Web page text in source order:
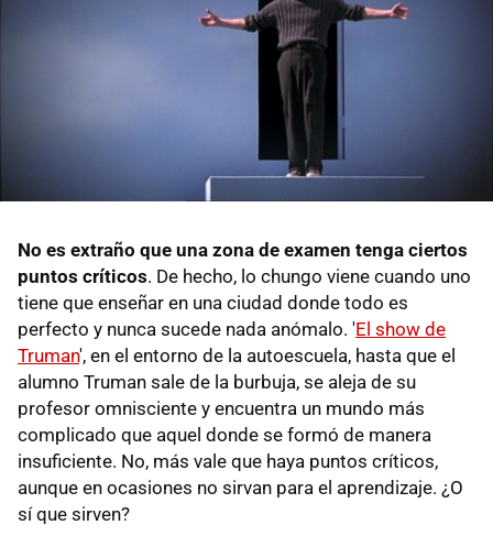
No es extraño que una zona de examen tenga ciertos
puntos críticos. De hecho, lo chungo viene cuando uno
tiene que enseñar en una ciudad donde todo es
perfecto y nunca sucede nada anómalo. 'El show de
Truman', en el entorno de la autoescuela, hasta que el
alumno Truman sale de la burbuja, se aleja de su
profesor omnisciente y encuentra un mundo más
complicado que aquel donde se formó de manera
insuficiente. No, más vale que haya puntos críticos,
aunque en ocasiones no sirvan para el aprendizaje. ¿O
sí que sirven?